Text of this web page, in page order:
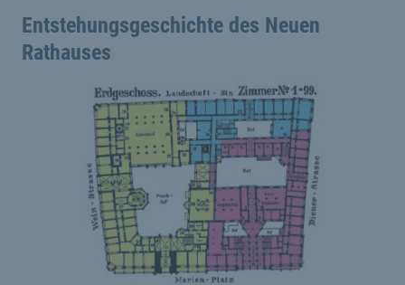
Entstehungsgeschichte des Neuen
Rathauses